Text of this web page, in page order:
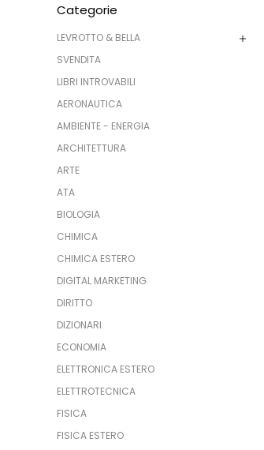
Categorie
LEVROTTO & BELLA
SVENDITA
LIBRI INTROVABILI
AERONAUTICA
AMBIENTE - ENERGIA
ARCHITETTURA
ARTE
ATA
BIOLOGIA
CHIMICA
CHIMICA ESTERO
DIGITAL MARKETING
DIRITTO
DIZIONARI
ECONOMIA
ELETTRONICA ESTERO
ELETTROTECNICA
FISICA
FISICA ESTERO